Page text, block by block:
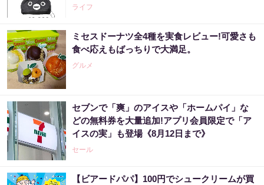
ライフ
ミセスドーナツ全4種を実食レビュー!可愛さも
食べ応えもばっちりで大満足。
グルメ
セブンで「爽」のアイスや「ホームパイ」な
どの無料券を大量追加!アプリ会員限定で「ア
イスの実」も登場《8月12日まで》
セール
【ビアードパパ】100円でシュークリームが買